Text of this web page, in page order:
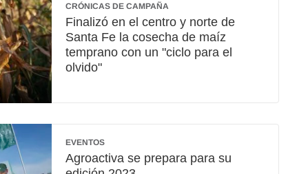
CRÓNICAS DE CAMPAÑA
Finalizó en el centro y norte de
Santa Fe la cosecha de maíz
temprano con un "ciclo para el
olvido"
EVENTOS
Agroactiva se prepara para su